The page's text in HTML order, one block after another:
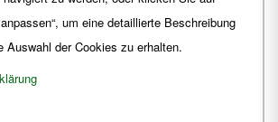
um eine detaillierte Beschreibung
Auswahl der Cookies zu erhalten.